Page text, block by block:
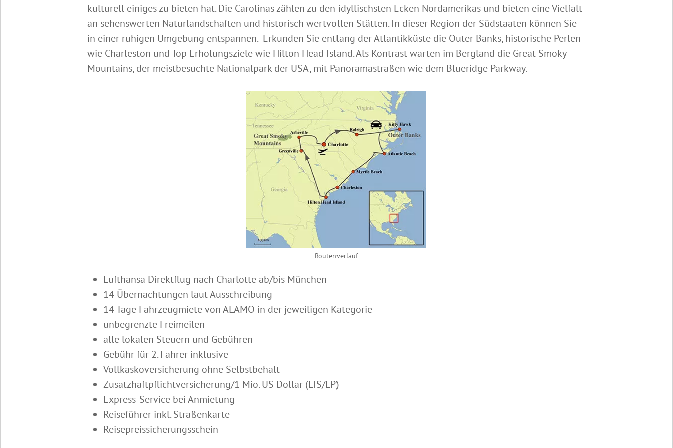
kulturell einiges zu bieten hat. Die Carolinas zählen zu den idyllischsten Ecken Nordamerikas und bieten eine Vielfalt
an sehenswerten Naturlandschaften und historisch wertvollen Stätten. In dieser Region der Südstaaten können Sie
in einer ruhigen Umgebung entspannen. Erkunden Sie entlang der Atlantikküste die Outer Banks, historische Perlen
wie Charleston und Top Erholungsziele wie Hilton Head Island. Als Kontrast warten im Bergland die Great Smoky
Mountains, der meistbesuchte Nationalpark der USA, mit Panoramastraßen wie dem Blueridge Parkway.
Routenverlauf
Lufthansa Direktflug nach Charlotte ab/bis München
14 Übernachtungen laut Ausschreibung
14 Tage Fahrzeugmiete von ALAMO in der jeweiligen Kategorie
unbegrenzte Freimeilen
alle lokalen Steuern und Gebühren
Gebühr für 2. Fahrer inklusive
Vollkaskoversicherung ohne Selbstbehalt
Zusatzhaftpflichtversicherung/1 Mio. US Dollar (LIS/LP)
Express-Service bei Anmietung
Reiseführer inkl. Straßenkarte
Reisepreissicherungsschein